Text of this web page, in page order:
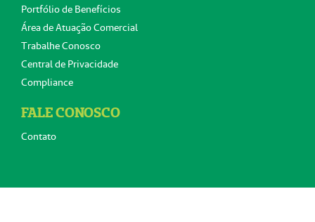
Portfólio de Benefícios
Área de Atuação Comercial
Trabalhe Conosco
Central de Privacidade
Compliance
FALE CONOSCO
Contato